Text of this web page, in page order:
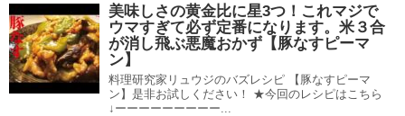
美味しさの黄金比に星3つ！これマジで
ウマすぎて必ず定番になります。米３合
が消し飛ぶ悪魔おかず【豚なすピーマ
ン】
料理研究家リュウジのバズレシピ 【豚なすピーマ
ン】是非お試しください！ ★今回のレシピはこちら
↓ーーーーーーーーー...